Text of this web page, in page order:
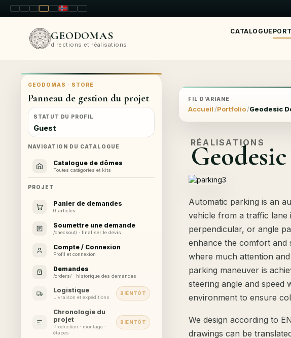
LT ENPL FR RUNOSKRO
GEODOMAS
directions et réalisations
CATALOGUE
GEODOMAS · STORE
Panneau de gestion du projet
STATUT DU PROFIL
Guest
NAVIGATION DU CATALOGUE
Catalogue de dômes
Toutes catégories et kits
PROJET
Panier de demandes
0 articles
Soumettre une demande
/checkout/ · finaliser le devis
Compte / Connexion
Profil et connexion
Demandes
/orders/ · historique des demandes
Logistique
Livraison et expéditions
BIENTÔT
Chronologie du
projet
Production · montage ·
étapes
BIENTÔT
FIL D’ARIANE
Accueil Portfolio Geodesic
RÉALISATIONS
Automatic parking is an
vehicle from a traffic
perpendicular, or angle
enhance the comfort and
where much attention
parking maneuver is
steering angle and speed
environment to ensure
We design according to
drawings can be